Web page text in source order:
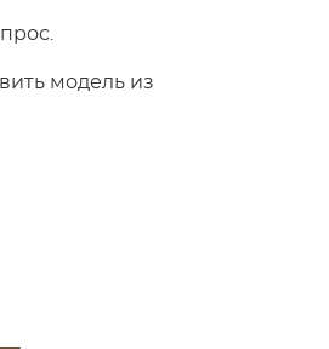
модель из